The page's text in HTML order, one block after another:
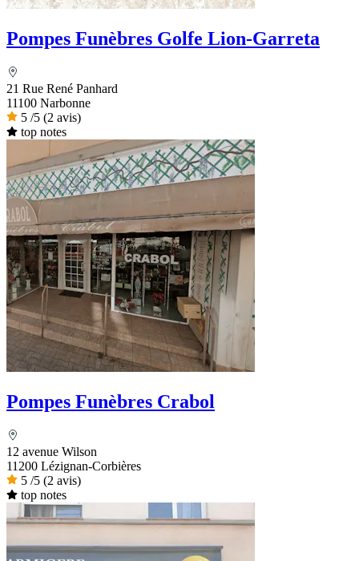
Pompes Funèbres Golfe Lion-Garreta
21 Rue René Panhard
11100 Narbonne
5 /5 (2 avis)
top notes
Pompes Funèbres Crabol
12 avenue Wilson
11200 Lézignan-Corbières
5 /5 (2 avis)
top notes